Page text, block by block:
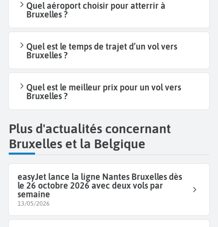
Quel aéroport choisir pour atterrir à
Bruxelles ?
Quel est le temps de trajet d’un vol vers
Bruxelles ?
Quel est le meilleur prix pour un vol vers
Bruxelles ?
Plus d'actualités concernant
Bruxelles et la Belgique
easyJet lance la ligne Nantes Bruxelles dès
le 26 octobre 2026 avec deux vols par
semaine
13/05/2026